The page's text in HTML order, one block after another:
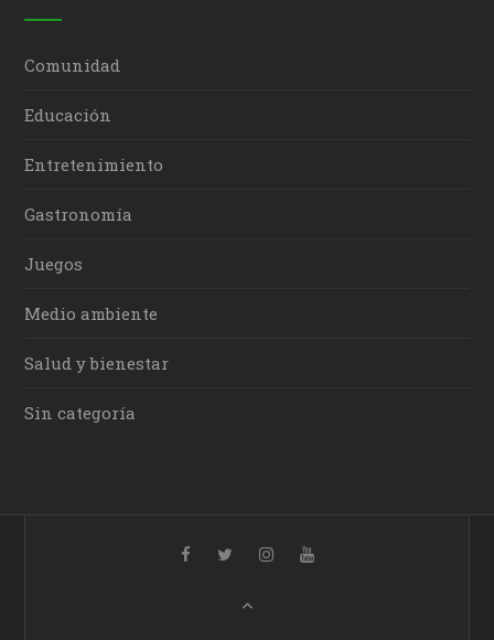
Comunidad
Educación
Entretenimiento
Gastronomía
Juegos
Medio ambiente
Salud y bienestar
Sin categoría